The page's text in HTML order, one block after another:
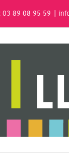
03 89 08 95 59